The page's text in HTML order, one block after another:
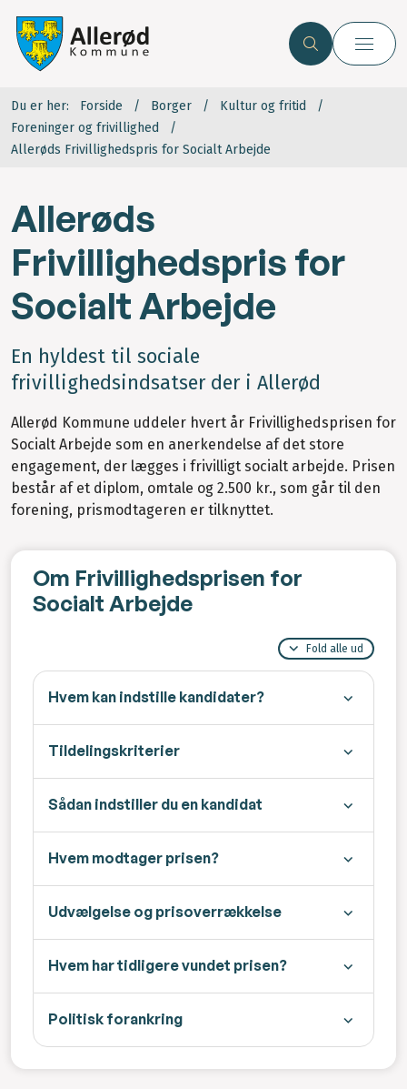
Du er her: Forside Borger
Kultur og fritid
Foreninger og frivillighed
Allerøds Frivillighedspris for Socialt Arbejde
Allerøds
Frivillighedspris for
Socialt Arbejde
En hyldest til sociale
frivillighedsindsatser der i Allerød
Allerød Kommune uddeler hvert år Frivillighedsprisen for
Socialt Arbejde som en anerkendelse af det store
engagement, der lægges i frivilligt socialt arbejde. Prisen
består af et diplom, omtale og 2.500 kr., som går til den
forening, prismodtageren er tilknyttet.
Om Frivillighedsprisen for
Socialt Arbejde
Fold alle ud
Hvem kan indstille kandidater?
Tildelingskriterier
Sådan indstiller du en kandidat
Hvem modtager prisen?
Udvælgelse og prisoverrækkelse
Hvem har tidligere vundet prisen?
Politisk forankring